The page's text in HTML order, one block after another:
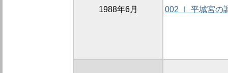
1988年6月 002 Ⅰ 平城宮の